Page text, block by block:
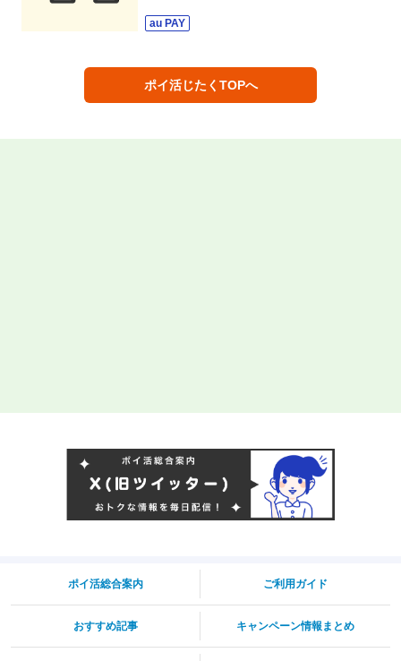
au PAY
ポイ活じたくTOPへ
ポイ活総合案内 ご利用ガイド
おすすめ記事 キャンペーン情報まとめ